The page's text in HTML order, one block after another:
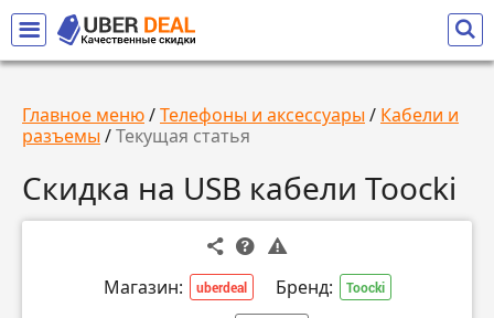
Главное меню/Телефоны и аксессуары / Кабели и
разъемы /Текущая статья
Скидка на USB кабели Toocki
Магазин: uberdeal Бренд: Toocki